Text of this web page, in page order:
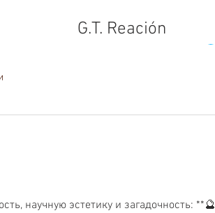
G.T. Reación
научную эстетику и загадочность: **🔮